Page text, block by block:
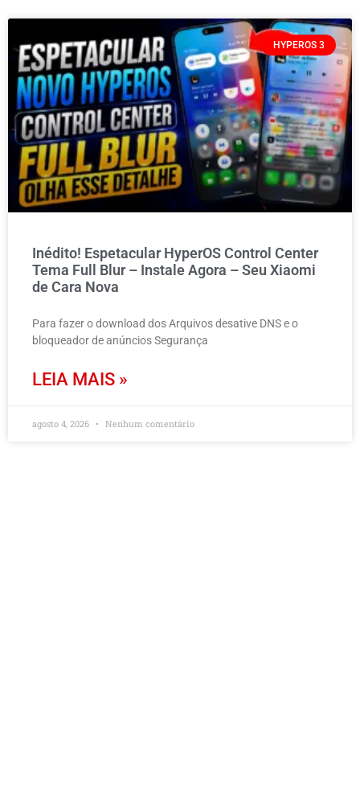
HYPEROS 3
Inédito! Espetacular HyperOS Control Center
Tema Full Blur – Instale Agora – Seu Xiaomi
de Cara Nova
Para fazer o download dos Arquivos desative DNS e o
bloqueador de anúncios Segurança
LEIA MAIS »
agosto 4, 2026 Nenhum comentário